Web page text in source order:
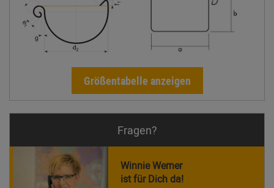
Größentabelle anzeigen
Fragen?
Winnie Werner
ist für Dich da!